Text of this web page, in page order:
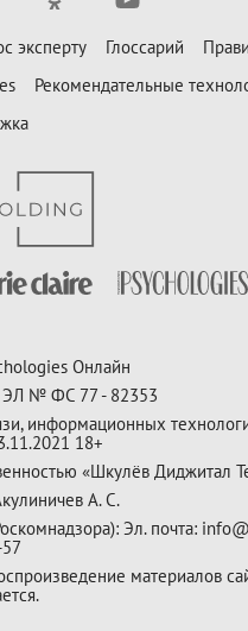
эксперту Глоссарий
Рекомендательные
Онлайн
ЭЛ № ФС 77 - 82353
информационных
18+
«Шкулёв Диджитал
А. С.
Эл. почта:
материалов